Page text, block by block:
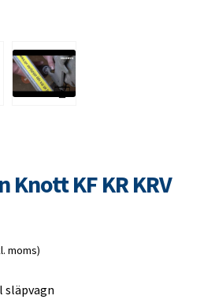
Knott KF KR KRV
moms)
släpvagn